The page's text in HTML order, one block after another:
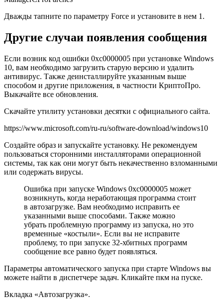
Дважды тапните по параметру Force и установите в нем 1 .
Другие случаи появления сообщения
Если возник код ошибки 0xc0000005 при установке Windows
10, вам необходимо загрузить старую версию и удалить
антивирус. Также деинсталлируйте указанным выше
способом и другие приложения, в частности КриптоПро.
Выкачайте все обновления.
Скачайте утилиту установки десятки с официального сайта.
https://www.microsoft.com/ru-ru/software-download/windows10
Создайте образ и запускайте установку. Не рекомендуем
пользоваться сторонними инсталляторами операционной
системы, так как они могут быть некачественно взломанными
или содержать вирусы.
Ошибка при запуске Windows 0xc0000005 может
возникнуть, когда неработающая программа стоит
в автозагрузке. Вам необходимо исправить ее
указанными выше способами. Также можно
убрать проблемную программу из запуска, но это
временные «костыли». Если вы не исправите
проблему, то при запуске 32-хбитных программ
сообщение все равно будет появляться.
Параметры автоматического запуска при старте Windows вы
можете найти в диспетчере задач. Кликайте пкм на пуске.
Вкладка «Автозагрузка».